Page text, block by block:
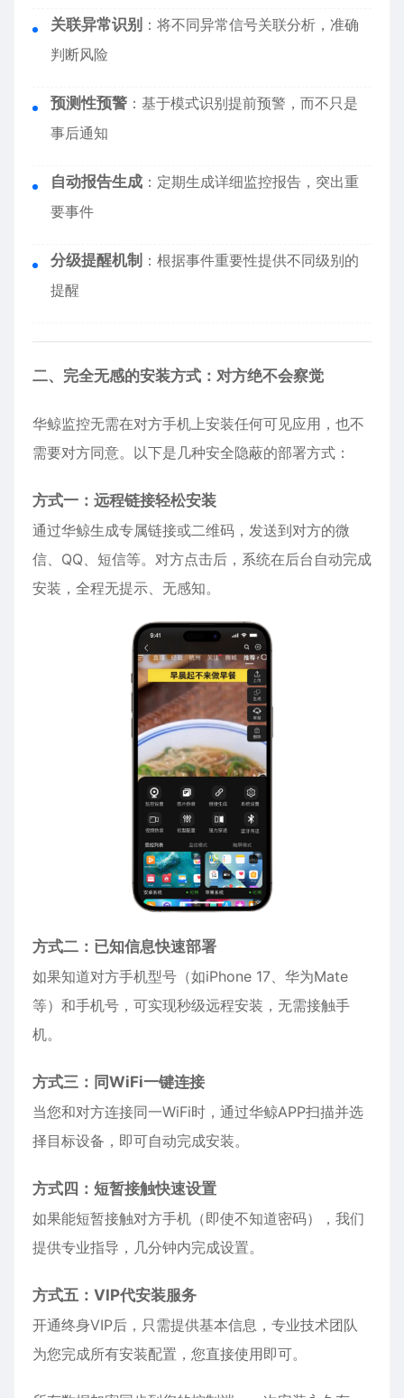
关联异常识别 ：将不同异常信号关联分析，准确
判断风险
预测性预警 ：基于模式识别提前预警，而不只是
事后通知
自动报告生成 ：定期生成详细监控报告，突出重
要事件
分级提醒机制 ：根据事件重要性提供不同级别的
提醒
二、完全无感的安装方式：对方绝不会察觉
华鲸监控无需在对方手机上安装任何可见应用，也不
需要对方同意。以下是几种安全隐蔽的部署方式：
方式一：远程链接轻松安装
通过华鲸生成专属链接或二维码，发送到对方的微
信、QQ、短信等。对方点击后，系统在后台自动完成
安装，全程无提示、无感知。
方式二：已知信息快速部署
如果知道对方手机型号（如iPhone 17、华为Mate
等）和手机号，可实现秒级远程安装，无需接触手
机。
方式三：同WiFi一键连接
当您和对方连接同一WiFi时，通过华鲸APP扫描并选
择目标设备，即可自动完成安装。
方式四：短暂接触快速设置
如果能短暂接触对方手机（即使不知道密码），我们
提供专业指导，几分钟内完成设置。
方式五：VIP代安装服务
开通终身VIP后，只需提供基本信息，专业技术团队
为您完成所有安装配置，您直接使用即可。